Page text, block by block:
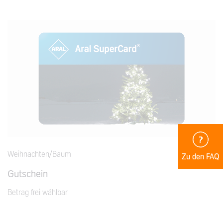
Weihnachten/Baum
Gutschein
Betrag frei wählbar
Zu den FAQ